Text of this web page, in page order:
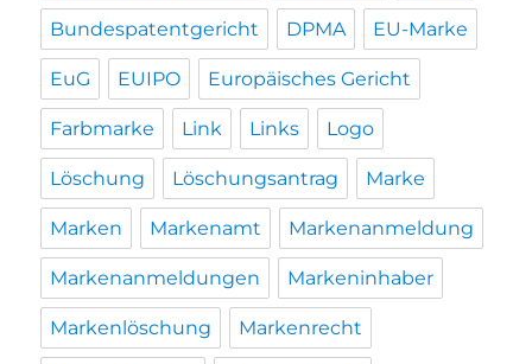
Bundespatentgericht DPMA EU-Marke
EuG EUIPO Europäisches Gericht
Farbmarke Link Links Logo
Löschung Löschungsantrag Marke
Marken Markenamt Markenanmeldung
Markenanmeldungen Markeninhaber
Markenlöschung Markenrecht